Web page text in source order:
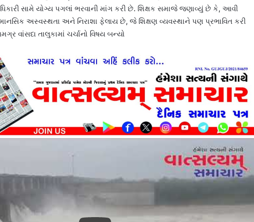
સામે યોગ્ય પગલાં ભરવાની માંગ કરી છે. શિક્ષક સમાજે જણાવ્યું છે કે, આવી
અસ્વસ્થતા અને નિરાશા ફેલાય છે, જે શિક્ષણ વ્યવસ્થાને પણ પ્રભાવિત કરી
વાંસદા તાલુકામાં ચર્ચાનો વિષય બન્યો